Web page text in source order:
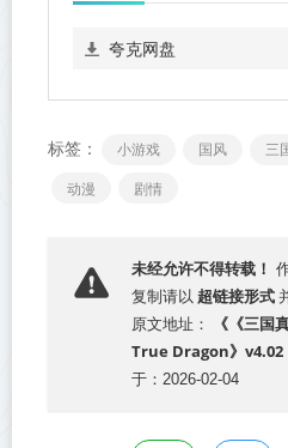
夸克网盘
标签： 小游戏 国风 三
动漫
剧情
未经允许不得转载！
复制请以 超链接形式
原文地址：
《《三
True Dragon》v4.02
于：2026-02-04